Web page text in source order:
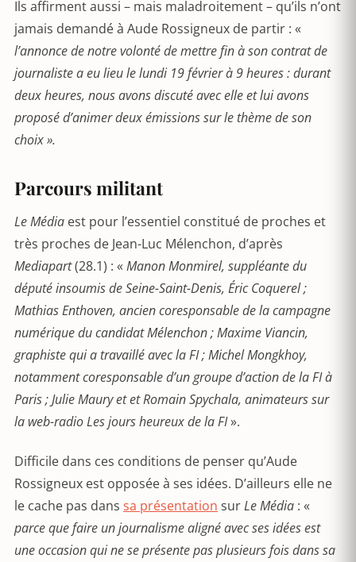
Ils affirment aussi – mais maladroitement – qu’ils n’ont
jamais demandé à Aude Rossigneux de partir : «
l’annonce de notre volonté de mettre fin à son contrat de
journaliste a eu lieu le lundi 19 février à 9 heures : durant
deux heures, nous avons discuté avec elle et lui avons
proposé d’animer deux émissions sur le thème de son
choix ».
Parcours militant
Le Média est pour l’essentiel constitué de proches et
très proches de Jean-Luc Mélenchon, d’après
Mediapart(28.1) : « Manon Monmirel, suppléante du
député insoumis de Seine-Saint-Denis, Éric Coquerel ;
Mathias Enthoven, ancien coresponsable de la campagne
numérique du candidat Mélenchon ; Maxime Viancin,
graphiste qui a travaillé avec la FI ; Michel Mongkhoy,
notamment coresponsable d’un groupe d’action de la FI à
Paris ; Julie Maury et et Romain Spychala, animateurs sur
la web-radio Les jours heureux de la FI».
Difficile dans ces conditions de penser qu’Aude
Rossigneux est opposée à ses idées. D’ailleurs elle ne
le cache pas dans sa présentation surLe Média : «
parce que faire un journalisme aligné avec ses idées est
une occasion qui ne se présente pas plusieurs fois dans sa